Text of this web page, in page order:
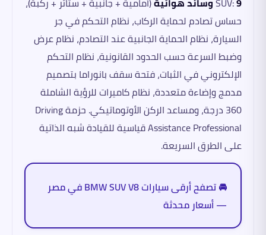
حساس تصادم لحماية الركاب، نظام التحكم في جر
السيارة، نظام الحماية الجانبية عند التصادم، نظام عرض
وضبط السرعة حسب الحدود القانونية، نظام التحكم
الإلكتروني في الثبات، فتحة سقف بانوراما بتصميم
مدمج وإضاءة متعددة، نظام كاميرات للرؤية الشاملة
360 درجة، ومساعد الركن الأوتوماتيكي. حزمة Driving
Assistance Professional قياسية للقيادة شبه الذاتية
على الطرق السريعة.
🚘 تصفح أرقى سيارات BMW SUV V8 في مصر
— أسعار محدثة